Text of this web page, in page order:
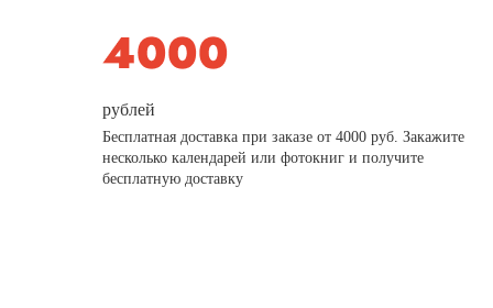
рублей
Бесплатная доставка при заказе от 4000 руб. Закажите
несколько календарей или фотокниг и получите
бесплатную доставку